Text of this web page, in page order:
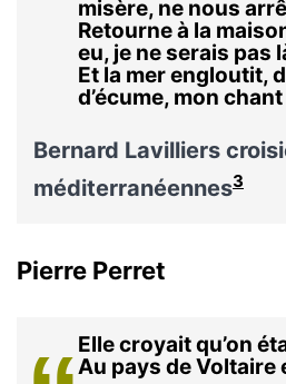
misère, ne nous
Retourne à la
eu, je ne serais pas
Et la mer engloutit,
d’écume, mon
Bernard Lavilliers
méditerranéennes3
Pierre Perret
Elle croyait qu’on
Au pays de Voltaire